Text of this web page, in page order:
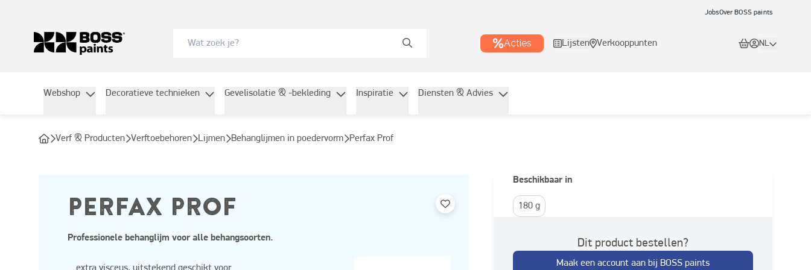
JobsOver BOSS paints
Acties Lijsten Verkooppunten NL
Webshop Decoratieve technieken Gevelisolatie & -bekleding Inspiratie Diensten & Advies
Verf & Producten Verftoebehoren Lijmen Behanglijmen in poedervorm Perfax Prof
PERFAX PROF
Professionele behanglijm voor alle behangsoorten.
Beschikbaar in
180 g
Dit product bestellen?
Maak een account aan bij BOSS paints